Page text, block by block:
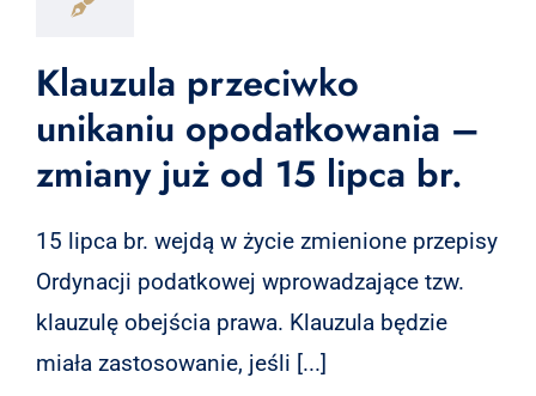
Klauzula przeciwko
unikaniu opodatkowania –
zmiany już od 15 lipca br.
15 lipca br. wejdą w życie zmienione przepisy
Ordynacji podatkowej wprowadzające tzw.
klauzulę obejścia prawa. Klauzula będzie
miała zastosowanie, jeśli [...]